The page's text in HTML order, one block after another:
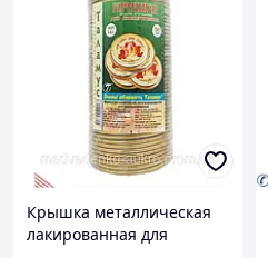
Крышка металлическая
лакированная для